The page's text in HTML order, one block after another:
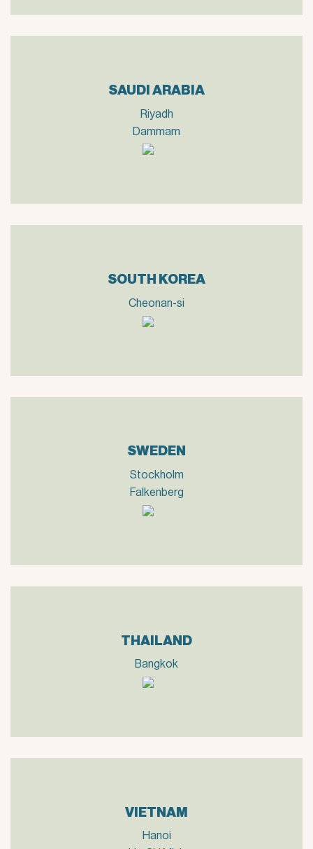
SAUDI ARABIA
Riyadh
Dammam
SOUTH KOREA
Cheonan-si
SWEDEN
Stockholm
Falkenberg
THAILAND
Bangkok
VIETNAM
Hanoi